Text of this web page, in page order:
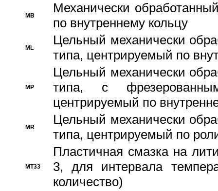
MB
Механически
по внутреннему кольцу
ML
Цельный механически
типа, центрируемый по
MP
Цельный механически
типа, с
центрируемый по
MR
Цельный механически
типа, центрируемый по
MT33
Пластичная смазка на
3, для интервала
количество)